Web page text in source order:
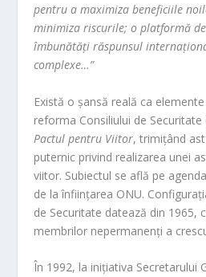
pentru a maximiza beneficiile
minimiza riscurile; o platformă
îmbunătăți răspunsul
complexe…”
Există o șansă reală ca
reforma Consiliului de Securitate
Pactul pentru Viitor, trimițând
puternic privind realizarea unei
viitor. Subiectul se află pe
de la înființarea ONU.
de Securitate datează din 1965,
membrilor nepermanenți a
În 1992, la inițiativa Secretarului